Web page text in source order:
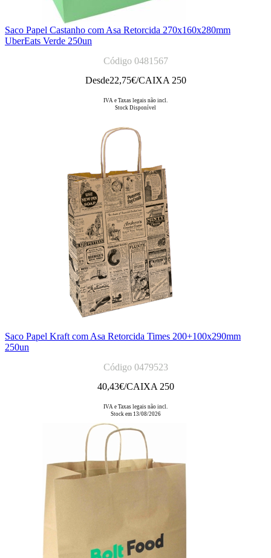
Saco Papel Castanho com Asa Retorcida 270x160x280mm
UberEats Verde 250un
Código 0481567
Desde22,75€/CAIXA 250
IVA e Taxas legais não incl.
Stock Disponível
Saco Papel Kraft com Asa Retorcida Times 200+100x290mm
250un
Código 0479523
40,43€/CAIXA 250
IVA e Taxas legais não incl.
Stock em 13/08/2026